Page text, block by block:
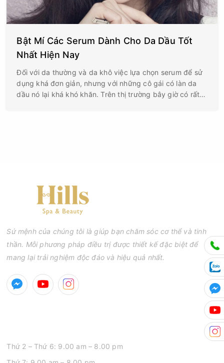
Bật Mí Các Serum Dành Cho Da Dầu Tốt
Nhất Hiện Nay
Đối với da thường và da khô việc lựa chọn serum để sử
dụng khá đơn giản, nhưng với những cô gái có làn da
dầu nó lại khá khó khăn. Trên thị trường bây giờ có rất
Sứ mệnh của chúng tôi là giúp bạn chăm sóc cơ thể và tinh
thần. Mỗi phương pháp điều trị được thiết kế đặc biệt để
mang lại trải nghiệm độc đáo và hiệu quả nhất.
Thứ 2 – Thứ 6: 9.00 am – 8.00 pm